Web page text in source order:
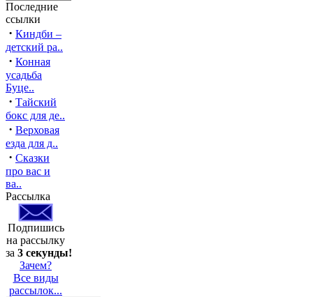
Последние
ссылки
· Киндби –
детский ра..
· Конная
усадьба
Буце..
· Тайский
бокс для де..
· Верховая
езда для д..
· Сказки
про вас и
ва..
Рассылка
Подпишись
на рассылку
за 3 секунды!
Зачем?
Все виды
рассылок...